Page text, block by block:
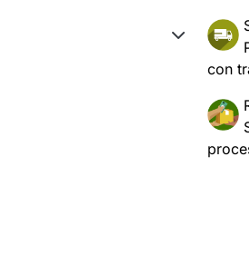
con